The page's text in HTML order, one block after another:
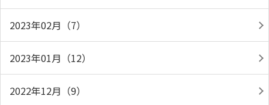
2023年02月（7）
2023年01月（12）
2022年12月（9）